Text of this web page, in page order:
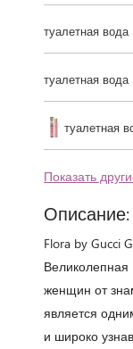
туалетная вода
туалетная
туалетная
Показать
Описание:
Flora by Gucci
женщин от
является
и широко